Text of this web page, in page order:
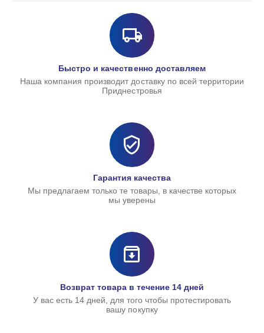
Быстро и качественно доставляем
Наша компания производит доставку по всей территории
Приднестровья
Гарантия качества
Мы предлагаем только те товары, в качестве которых
мы уверены
Возврат товара в течение 14 дней
У вас есть 14 дней, для того чтобы протестировать
вашу покупку